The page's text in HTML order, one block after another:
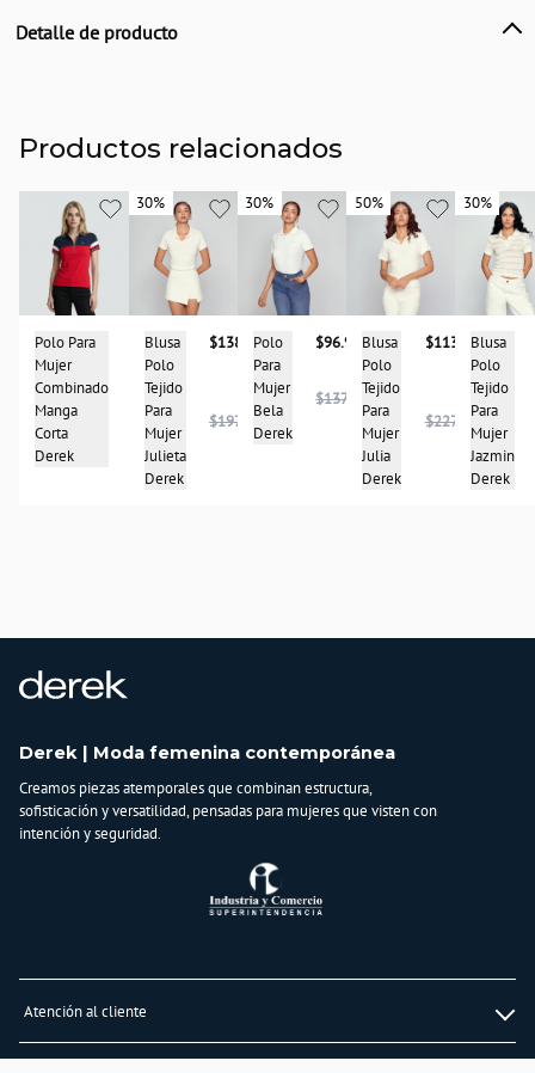
Detalle de producto
de silueta semi ajustada. Derek
COLOMBIA
Importador:
BAGUER
Cuidado y Lavado
Lavar en maquina, no usar blanqueadores, lavar y secar con colores similares y
planchar a temperatura tibia
Composición:
96%algodón-4%spandex
Productos relacionados
Polo Para
Mujer
Combinado
Manga
Corta
Derek
$137.900
30%
30%
Blusa
Polo
Tejido
Para
Mujer
Julieta
Derek
$138.950
$197.900
30%
30%
Polo
Para
Mujer
Bela
Derek
$96.950
$137.900
50%
50%
Blusa
Polo
Tejido
Para
Mujer
Julia
Derek
$113.950
$227.900
30%
30%
Blusa
Polo
Tejido
Para
Mujer
Jazmin
Derek
Derek | Moda femenina contemporánea
Creamos piezas atemporales que combinan estructura,
sofisticación y versatilidad, pensadas para mujeres que visten con
intención y seguridad.
Atención al cliente
Whatsapp